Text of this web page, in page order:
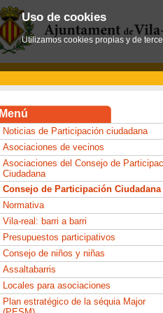
Menú
Noticias de Participación ciudadana
Asociaciones de vecinos
Asociaciones del Consejo de
Ciudadana
Consejo de Participación Ciudadana
Normativa
Vila-real: barri a barri
Presupuestos participativos
Consejo de niños y niñas
Assaltabarris
Locales para asociaciones
Plan estratégico de la séquia Major
Uso de cookies
Utilizamos cookies propias y de